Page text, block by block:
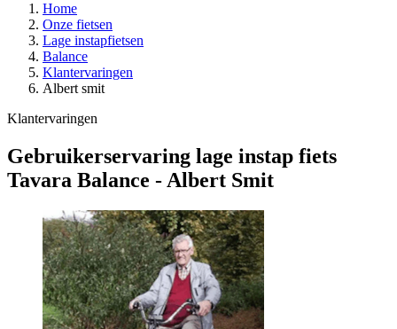
Home
Onze fietsen
Lage instapfietsen
Balance
Klantervaringen
Albert smit
Klantervaringen
Gebruikerservaring lage instap fiets
Tavara Balance - Albert Smit